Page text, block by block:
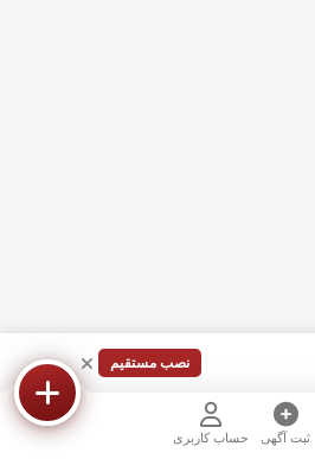
نصب مستقیم
ثبت آگهی حساب کاربری